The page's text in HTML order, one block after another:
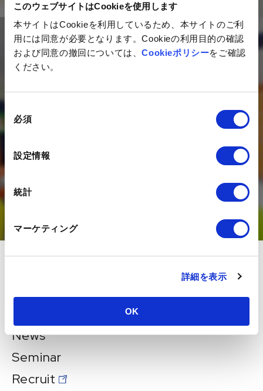
このウェブサイトはCookieを使用します
本サイトはCookieを利用しているため、本サイトのご利
用には同意が必要となります。Cookieの利用目的の確認
および同意の撤回については、Cookieポリシーをご確認
ください。
の
択
必須
設定情報
統計
マーケティング
詳細を表示
OK
Contact
News
Seminar
Recruit